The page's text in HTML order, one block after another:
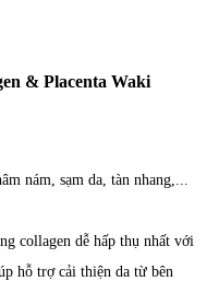
& Placenta Waki
nám, sạm da, tàn nhang,...
collagen dễ hấp thụ nhất với
hỗ trợ cải thiện da từ bên